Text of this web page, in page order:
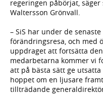
regeringen påbörjat,
Waltersson Grönvall.
– SiS har under de
förändringsresa, och med
uppdraget att fortsätta
medarbetarna kommer vi
att på bästa sätt ge
hoppet om en ljusare
tillträdande